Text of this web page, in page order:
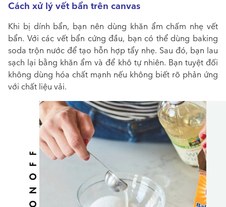
Cách xử lý vết bẩn trên canvas
Khi bị dính bẩn, bạn nên dùng khăn ẩm chấm nhẹ vết
bẩn. Với các vết bẩn cứng đầu, bạn có thể dùng baking
soda trộn nước để tạo hỗn hợp tẩy nhẹ. Sau đó, bạn lau
sạch lại bằng khăn ẩm và để khô tự nhiên. Bạn tuyệt đối
không dùng hóa chất mạnh nếu không biết rõ phản ứng
với chất liệu vải.